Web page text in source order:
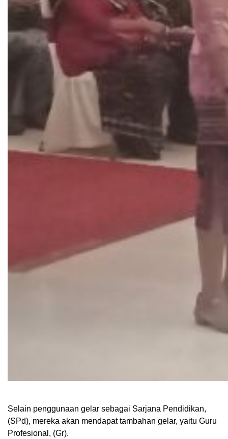
Selain penggunaan gelar sebagai Sarjana Pendidikan,
(SPd), mereka akan mendapat tambahan gelar, yaitu Guru
Profesional, (Gr).